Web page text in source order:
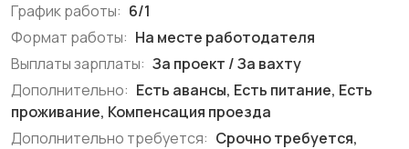
График работы: 6/1
Формат работы: На месте работодателя
Выплаты зарплаты: За проект / За вахту
Дополнительно: Есть авансы, Есть питание, Есть
проживание, Компенсация проезда
Дополнительно требуется: Срочно требуется,